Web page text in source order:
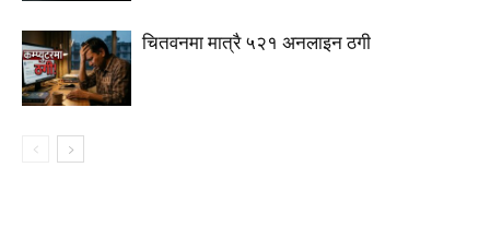
चितवनमा मात्रै ५२१ अनलाइन ठगी